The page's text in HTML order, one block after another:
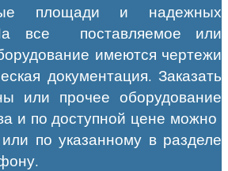
площади и надежных
все поставляемое или
имеются чертежи
документация. Заказать
или прочее оборудование
и по доступной цене можно
по указанному в разделе